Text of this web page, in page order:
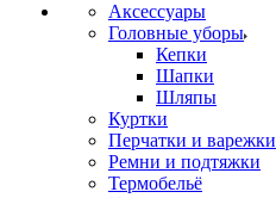
Аксессуары
Головные уборы
Кепки
Шапки
Шляпы
Куртки
Перчатки и варежки
Ремни и подтяжки
Термобельё